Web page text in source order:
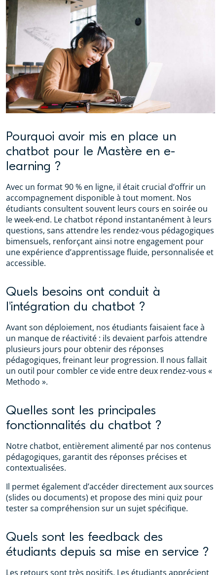
Pourquoi avoir mis en place un
chatbot pour le Mastère en e-
learning ?
Avec un format 90 % en ligne, il était crucial d’offrir un
accompagnement disponible à tout moment. Nos
étudiants consultent souvent leurs cours en soirée ou
le week-end. Le chatbot répond instantanément à leurs
questions, sans attendre les rendez-vous pédagogiques
bimensuels, renforçant ainsi notre engagement pour
une expérience d’apprentissage fluide, personnalisée et
accessible.
Quels besoins ont conduit à
l'intégration du chatbot ?
Avant son déploiement, nos étudiants faisaient face à
un manque de réactivité : ils devaient parfois attendre
plusieurs jours pour obtenir des réponses
pédagogiques, freinant leur progression. Il nous fallait
un outil pour combler ce vide entre deux rendez-vous «
Methodo ».
Quelles sont les principales
fonctionnalités du chatbot ?
Notre chatbot, entièrement alimenté par nos contenus
pédagogiques, garantit des réponses précises et
contextualisées.
Il permet également d’accéder directement aux sources
(slides ou documents) et propose des mini quiz pour
tester sa compréhension sur un sujet spécifique.
Quels sont les feedback des
étudiants depuis sa mise en service ?
Les retours sont très positifs. Les étudiants apprécient